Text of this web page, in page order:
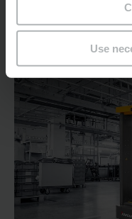
Use
LUE LISÄÄ